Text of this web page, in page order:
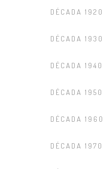
DÉCADA 1920
DÉCADA 1930
DÉCADA 1940
DÉCADA 1950
DÉCADA 1960
DÉCADA 1970